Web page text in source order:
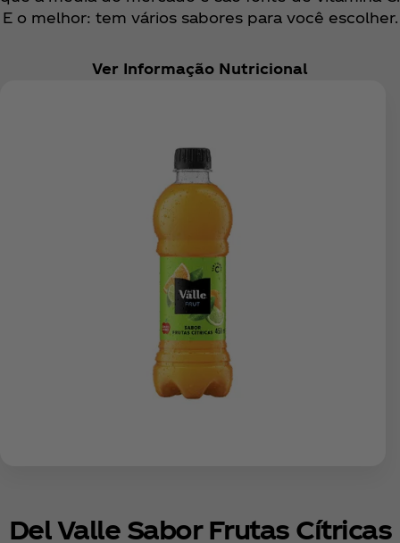
E o melhor: tem vários sabores para você escolher.
Ver Informação Nutricional
Del Valle Sabor Frutas Cítricas